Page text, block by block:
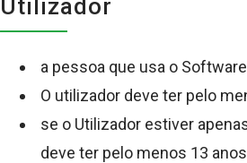
Utilizador
a pessoa que usa o
O utilizador deve ter pelo
se o Utilizador estiver
deve ter pelo menos 13